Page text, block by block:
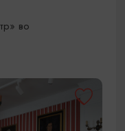
во